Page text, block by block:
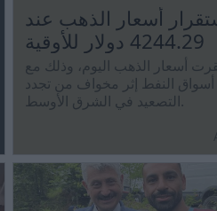
أسعار الذهب عند
4244.29 دولار للأوقية
أسعار الذهب اليوم، وذلك مع
النفط إثر مخواف من تجدد
التصعيد في الشرق الأوسط.